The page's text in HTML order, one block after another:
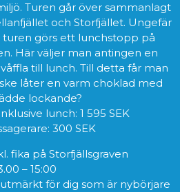
Turen går över sammanlagt
och Storfjället. Ungefär
turen görs ett lunchstopp på
Här väljer man antingen en
till lunch. Till detta får man
låter en varm choklad med
lockande?
lunch: 1 595 SEK
300 SEK
fika på Storfjällsgraven
– 15:00
för dig som är nybörjare